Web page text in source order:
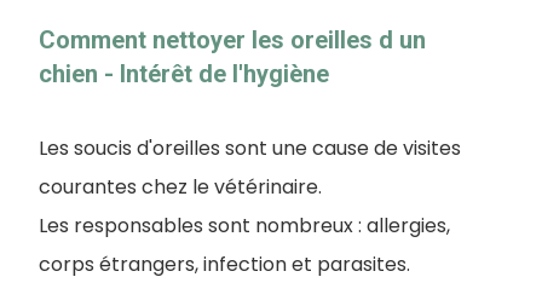
Comment nettoyer les oreilles d un
chien - Intérêt de l'hygiène
Les soucis d'oreilles sont une cause de visites
courantes chez le vétérinaire.
Les responsables sont nombreux : allergies,
corps étrangers, infection et parasites.